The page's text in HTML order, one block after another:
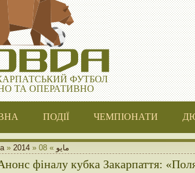
ФУТБОЛ
ТА ОПЕРАТИВНО
ПОДІЇ ЧЕМПІОНАТИ
» 2014 » مايو »
08
фіналу кубка Закарпаття: